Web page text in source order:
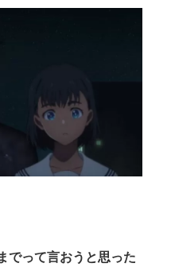
でって言おうと思った